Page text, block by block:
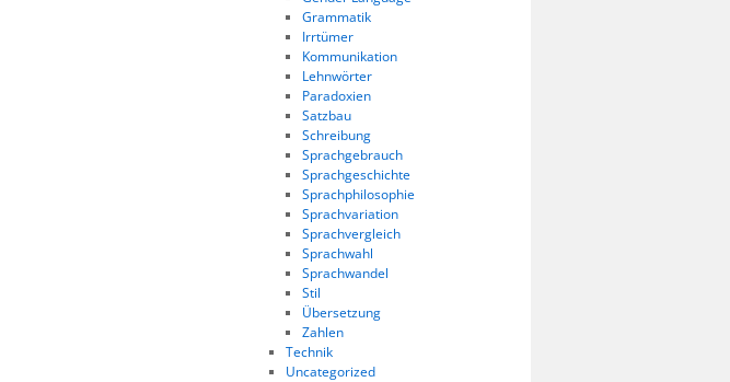
Grammatik
Irrtümer
Kommunikation
Lehnwörter
Paradoxien
Satzbau
Schreibung
Sprachgebrauch
Sprachgeschichte
Sprachphilosophie
Sprachvariation
Sprachvergleich
Sprachwahl
Sprachwandel
Stil
Übersetzung
Zahlen
Technik
Uncategorized